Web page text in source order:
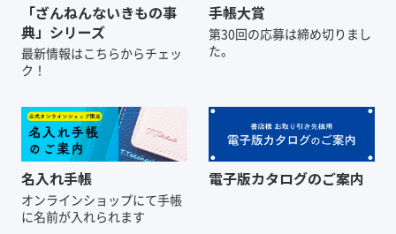
「ざんねんないきもの事
典」シリーズ
最新情報はこちらからチェッ
ク！
手帳大賞
第30回の応募は締め切りまし
た。
名入れ手帳
オンラインショップにて手帳
に名前が入れられます
電子版カタログのご案内